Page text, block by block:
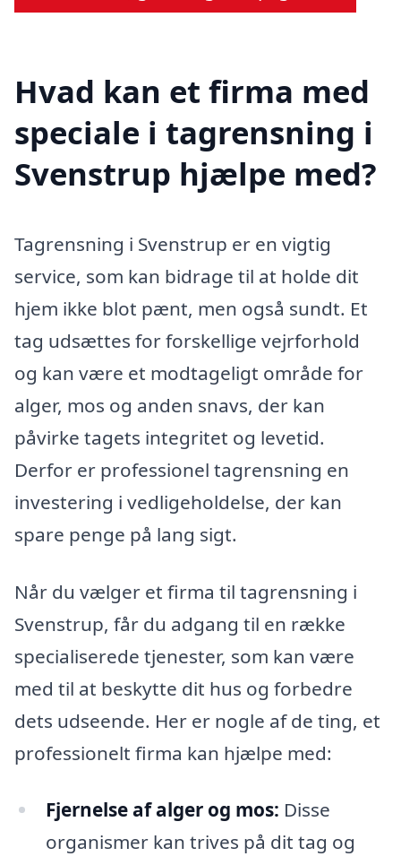
Hvad kan et firma med
speciale i tagrensning i
Svenstrup hjælpe med?
Tagrensning i Svenstrup er en vigtig
service, som kan bidrage til at holde dit
hjem ikke blot pænt, men også sundt. Et
tag udsættes for forskellige vejrforhold
og kan være et modtageligt område for
alger, mos og anden snavs, der kan
påvirke tagets integritet og levetid.
Derfor er professionel tagrensning en
investering i vedligeholdelse, der kan
spare penge på lang sigt.
Når du vælger et firma til tagrensning i
Svenstrup, får du adgang til en række
specialiserede tjenester, som kan være
med til at beskytte dit hus og forbedre
dets udseende. Her er nogle af de ting, et
professionelt firma kan hjælpe med:
Fjernelse af alger og mos: Disse
organismer kan trives på dit tag og